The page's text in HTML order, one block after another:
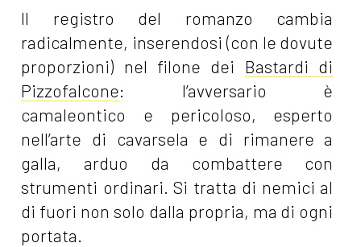
Il registro del romanzo cambia
radicalmente, inserendosi (con le dovute
proporzioni) nel filone dei Bastardi di
Pizzofalcone: l’avversario è
camaleontico e pericoloso, esperto
nell’arte di cavarsela e di rimanere a
galla, arduo da combattere con
strumenti ordinari. Si tratta di nemici al
di fuori non solo dalla propria, ma di ogni
portata.